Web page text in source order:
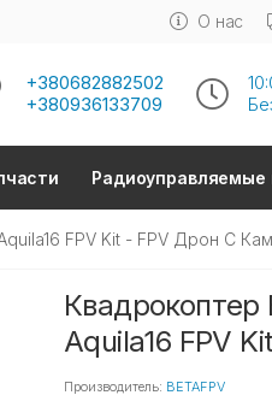
О нас
+380682882502
+380936133709
Радиоуправляемые
FPV Kit - FPV Дрон С
Квадрокоптер
Aquila16 FPV
Производитель: BETAFPV